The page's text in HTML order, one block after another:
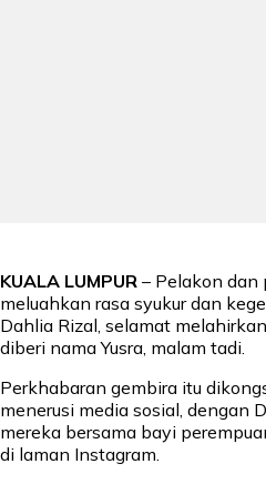
KUALA LUMPUR – Pelakon dan
meluahkan rasa syukur dan
Dahlia Rizal, selamat
diberi nama Yusra, malam tadi.
Perkhabaran gembira itu
menerusi media sosial, dengan
mereka bersama bayi
di laman Instagram.